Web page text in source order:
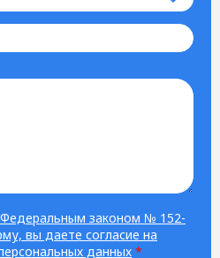
Федеральным законом № 152-
вы даете согласие на
данных *